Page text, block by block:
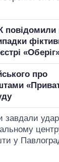
повідомили
про
завдали
у